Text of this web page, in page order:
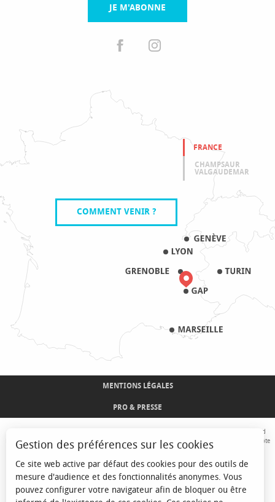
JE M'ABONNE
FRANCE
CHAMPSAUR
VALGAUDEMAR
COMMENT VENIR ?
MENTIONS LÉGALES
PRO & PRESSE
Avec le concours de l'Union Européenne. L'Europe s'engage sur le Massif Alpin avec le fond
Européen de Développement Régional. Co-financé par le Conseil Régional Provence-Alpes-Côte
d'Azur et l'Etat, Commissariat Général des Territoires - FNADT - CIMA
Gestion des préférences sur les cookies
Ce site web active par défaut des cookies pour des outils de
mesure d'audience et des fonctionnalités anonymes. Vous
pouvez configurer votre navigateur afin de bloquer ou être